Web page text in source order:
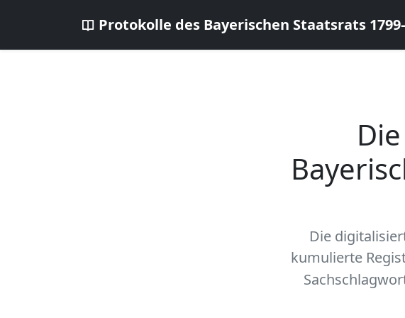
Protokolle des Bayerischen Staatsrats
Die
kumulierte